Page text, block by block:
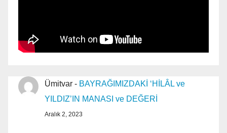
Ümitvar - BAYRAĞIMIZDAKİ ‘HİLÂL ve
YILDIZ’IN MANASI ve DEĞERİ
Aralık 2, 2023